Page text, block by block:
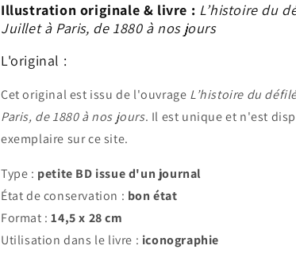
Illustration originale & livre : L’histoire du
Juillet à Paris, de 1880 à nos jours
L'original :
Cet original est issu de l'ouvrage L’histoire du
Paris, de 1880 à nos jours. Il est unique et n'est
exemplaire sur ce site.
Type : petite BD issue d'un journal
État de conservation : bon état
Format :14,5 x 28 cm
Utilisation dans le livre : iconographie